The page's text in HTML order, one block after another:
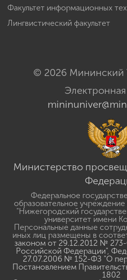
Факультет информационных
Лингвистический факультет
© 2026 Мининский
Министерство
Федеральное
образовательное
"Нижегородский
университет имени
Персональные данные
иных лиц размещены в
законом от 29.12.2012 №
Российской Федерации",
27.07.2006 № 152-ФЗ "О
Постановлением
1802